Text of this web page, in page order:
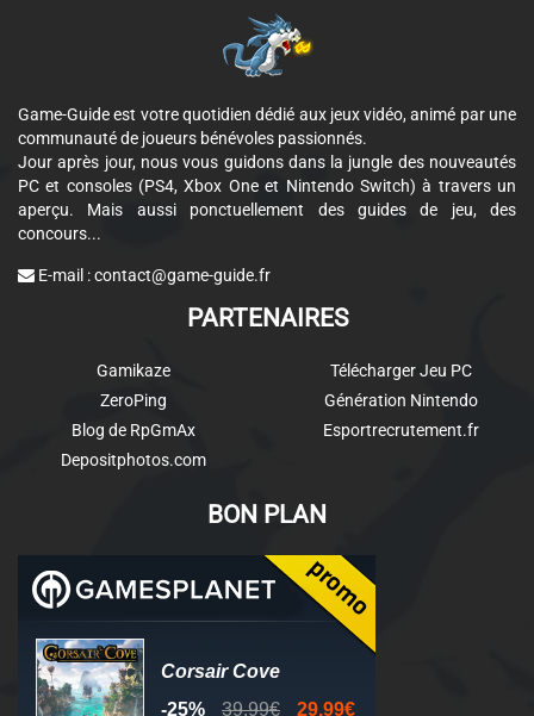
Game-Guide est votre quotidien dédié aux jeux vidéo, animé par une
communauté de joueurs bénévoles passionnés.
Jour après jour, nous vous guidons dans la jungle des nouveautés
PC et consoles (PS4, Xbox One et Nintendo Switch) à travers un
aperçu. Mais aussi ponctuellement des guides de jeu, des
concours...
E-mail :contact@game-guide.fr
PARTENAIRES
Gamikaze
ZeroPing
Blog de RpGmAx
Depositphotos.com
Télécharger Jeu PC
Génération Nintendo
Esportrecrutement.fr
BON PLAN